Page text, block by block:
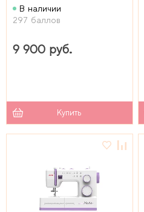
В наличии
297 баллов
9 900 руб.
Купить